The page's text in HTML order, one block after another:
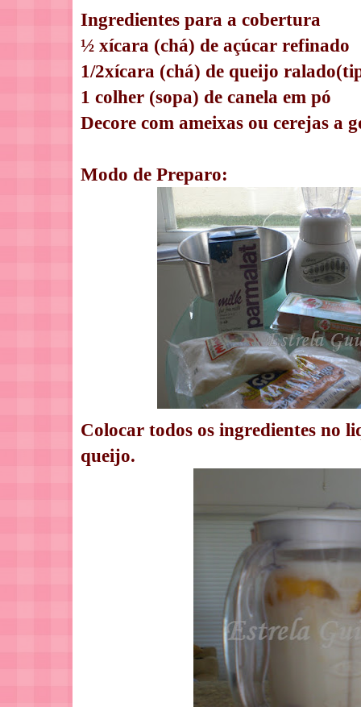
Ingredientes para a cobertura
½ xícara (chá) de açúcar refinado
1/2xícara (chá) de queijo
1 colher (sopa) de canela em pó
Decore com ameixas ou cerejas a
Modo de Preparo:
Colocar todos os ingredientes no
queijo.